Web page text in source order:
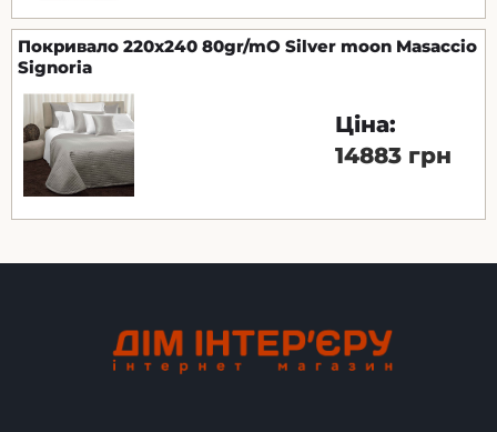
Покривало 220х240 80gr/mO Silver moon Masaccio
Signoria
Ціна:
14883 грн